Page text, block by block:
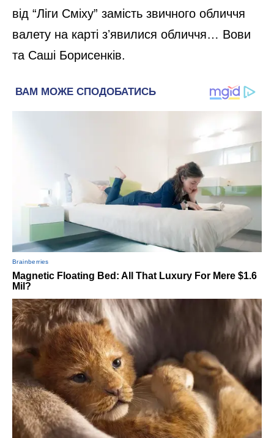
від “Ліги Сміху” замість звичного обличчя
валету на карті зʼявилися обличчя… Вови
та Саші Борисенків.